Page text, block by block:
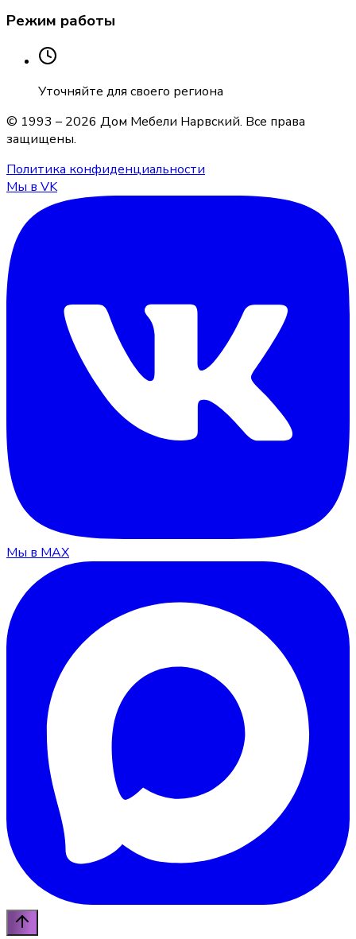
Режим работы
Уточняйте для своего региона
© 1993 – 2026 Дом Мебели Нарвский. Все права
защищены.
Политика конфиденциальности
Мы в VK
Мы в MAX